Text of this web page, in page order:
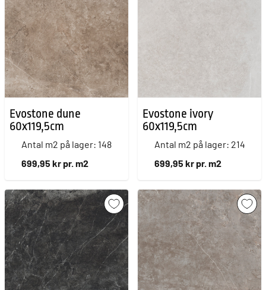
Evostone dune
60x119,5cm
Antal m2 på lager: 148
699,95 kr pr. m2
Evostone ivory
60x119,5cm
Antal m2 på lager: 214
699,95 kr pr. m2